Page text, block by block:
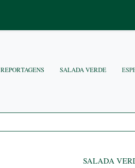
REPORTAGENS SALADA VERDE
SALADA